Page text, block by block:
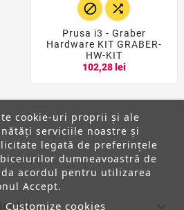
 
Prusa i3 - Graber
Hardware KIT GRABER-
HW-KIT
102,28 lei
ANPC
cookie-uri proprii și ale
serviciile noastre și
legată de preferințele
dumneavoastră de
acordul pentru utilizarea
Accept.
Customize cookies